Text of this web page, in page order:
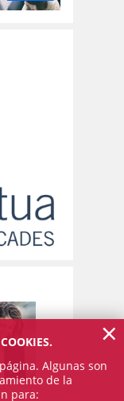
Algunas son
de la
para:
×